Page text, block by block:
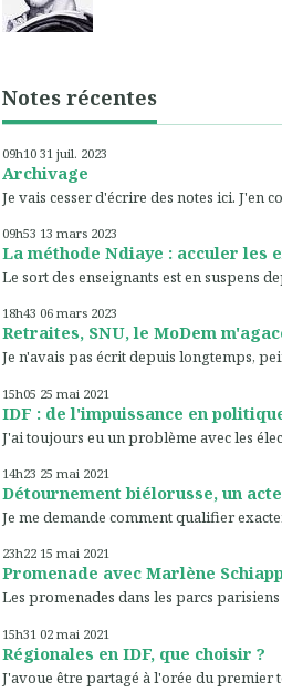
Notes récentes
09h10 31 juil. 2023
Archivage
Je vais cesser d'écrire des notes ici. J'en
09h53 13 mars 2023
La méthode Ndiaye : acculer les
Le sort des enseignants est en suspens
18h43 06 mars 2023
Retraites, SNU, le MoDem
Je n'avais pas écrit depuis longtemps,
15h05 25 mai 2021
IDF : de l'impuissance en
J'ai toujours eu un problème avec les
14h23 25 mai 2021
Détournement biélorusse, un
Je me demande comment qualifier
23h22 15 mai 2021
Promenade avec Marlène
Les promenades dans les parcs
15h31 02 mai 2021
Régionales en IDF, que choisir ?
J'avoue être partagé à l'orée du premier